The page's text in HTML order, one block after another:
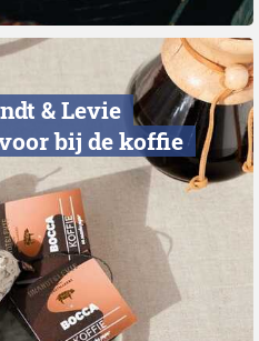
& Levie
bij de koffie